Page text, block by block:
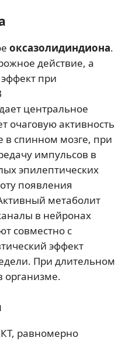
оксазолидиндиона.
действие, а
при
центральное
очаговую активность
в спинном мозге, при
импульсов в
эпилептических
появления
метаболит
в нейронах
совместно с
эффект
При длительном
организме.
равномерно